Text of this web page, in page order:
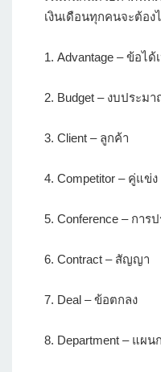
เงินเดือนทุกคนจะต้อง
1. Advantage – ข้อได้
2. Budget – งบประม
3. Client – ลูกค้า
4. Competitor – คู่แข่ง
5. Conference – การ
6. Contract – สัญญา
7. Deal – ข้อตกลง
8. Department – แผนก